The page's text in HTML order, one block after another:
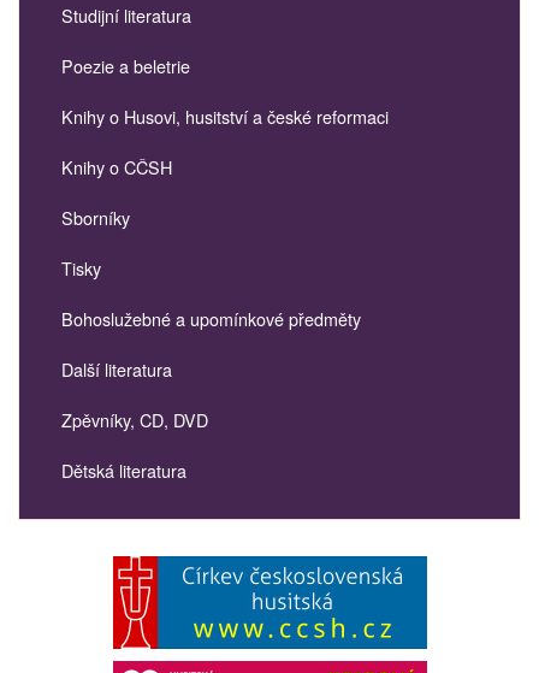
Studijní literatura
Poezie a beletrie
Knihy o Husovi, husitství a české reformaci
Knihy o CČSH
Sborníky
Tisky
Bohoslužebné a upomínkové předměty
Další literatura
Zpěvníky, CD, DVD
Dětská literatura